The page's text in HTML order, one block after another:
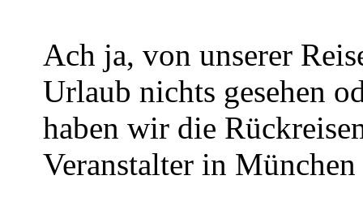
Ach ja, von unserer
Urlaub nichts gesehen
haben wir die
Veranstalter in